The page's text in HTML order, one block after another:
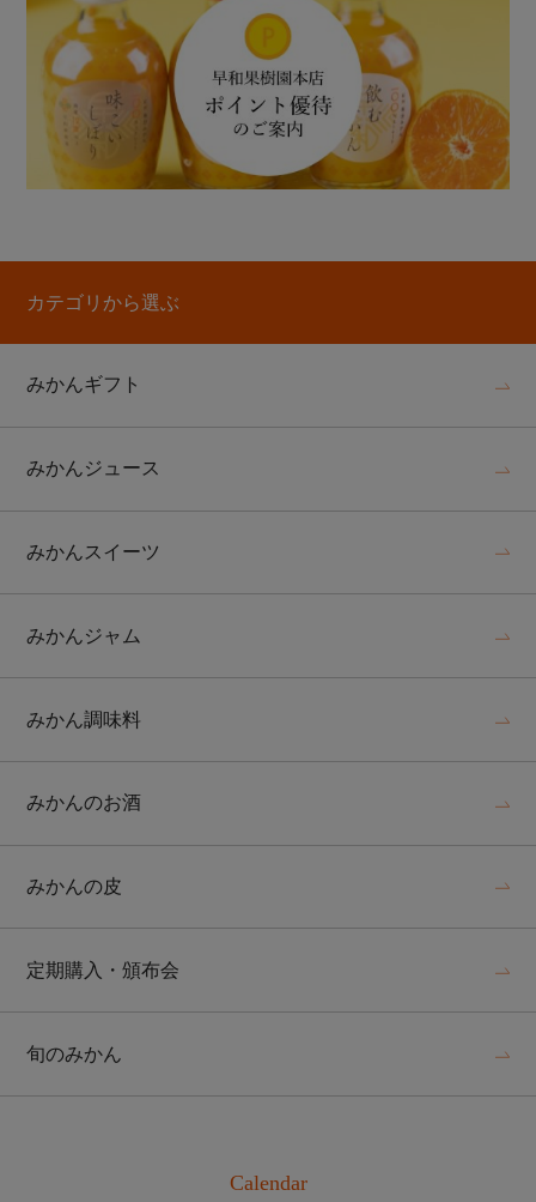
カテゴリから選ぶ
みかんギフト
みかんジュース
みかんスイーツ
みかんジャム
みかん調味料
みかんのお酒
みかんの皮
定期購入・頒布会
旬のみかん
Calendar